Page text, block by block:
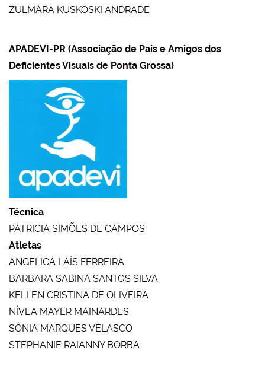
ZULMARA KUSKOSKI ANDRADE
APADEVI-PR (Associação de Pais e Amigos dos
Deficientes Visuais de Ponta Grossa)
Técnica
PATRICIA SIMÕES DE CAMPOS
Atletas
ANGELICA LAÍS FERREIRA
BARBARA SABINA SANTOS SILVA
KELLEN CRISTINA DE OLIVEIRA
NÍVEA MAYER MAINARDES
SÔNIA MARQUES VELASCO
STEPHANIE RAIANNY BORBA